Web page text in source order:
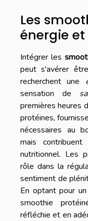
Les
énergie
Intégrer les
peut s'avérer
recherchent une
sensation de
premières heures
protéines,
nécessaires au
mais
nutritionnel. Les
rôle dans la
sentiment de
En optant pour un
smoothie
réfléchie et en